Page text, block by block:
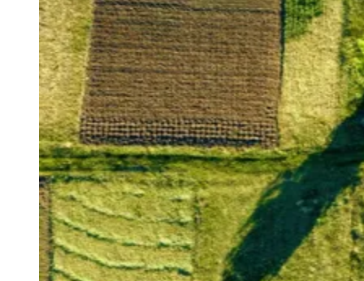
Divulgar VagasNovo
Publicidade Legal
Negócios Regionais
Turismo
Segurança Regional
Hospitais Estaduais
Parques & Represas
Cidades da Região
Santana de ParnaíbaOsascoCarapicuíbaJandiraItapeviCotiaPirapora
do Bom JesusAraçariguamaCajamarCaieirasFranco da
RochaFrancisco MoratoTaboão da SerraEmbu das Artes
São Roque
Para Sua Empresa
Anuncie Regional
Guia de Empresas
Vagas na RegiãoNovo